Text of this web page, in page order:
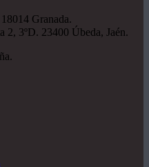
Granada.
2, 3ºD. 23400 Úbeda, Jaén.